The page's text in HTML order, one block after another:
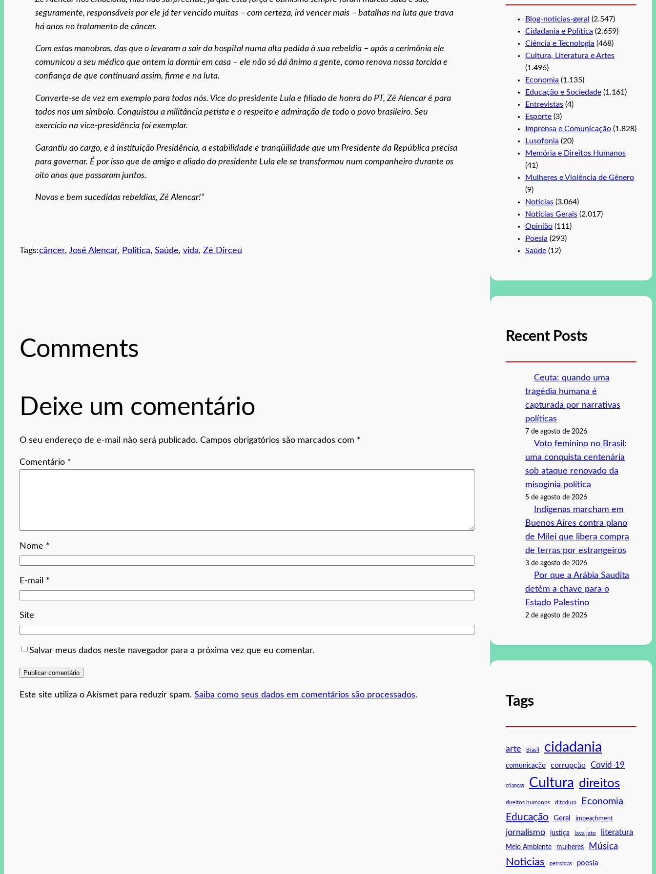
seguramente, responsáveis por ele já ter vencido muitas – com certeza, irá vencer mais – batalhas na luta que trava
há anos no tratamento de câncer.
Com estas manobras, das que o levaram a sair do hospital numa alta pedida à sua rebeldia – após a cerimônia ele
comunicou a seu médico que ontem ia dormir em casa – ele não só dá ânimo a gente, como renova nossa torcida e
confiança de que continuará assim, firme e na luta.
Converte-se de vez em exemplo para todos nós. Vice do presidente Lula e filiado de honra do PT, Zé Alencar é para
todos nos um símbolo. Conquistou a militância petista e o respeito e admiração de todo o povo brasileiro. Seu
exercício na vice-presidência foi exemplar.
Garantiu ao cargo, e à instituição Presidência, a estabilidade e tranqüilidade que um Presidente da República precisa
para governar. É por isso que de amigo e aliado do presidente Lula ele se transformou num companheiro durante os
oito anos que passaram juntos.
Novas e bem sucedidas rebeldias, Zé Alencar!”
Tags:câncer, José Alencar, Política, Saúde, vida, Zé Dirceu
Comments
Deixe um comentário
O seu endereço de e-mail não será publicado. Campos obrigatórios são marcados com *
Comentário *
Nome *
E-mail *
Site
Salvar meus dados neste navegador para a próxima vez que eu comentar.
Este site utiliza o Akismet para reduzir spam. Saiba como seus dados em comentários são processados.
Blog-noticias-geral (2.547)
Cidadania e Política (2.659)
Ciência e Tecnologia (468)
Cultura, Literatura e Artes
(1.496)
Economia (1.135)
Educação e Sociedade (1.161)
Entrevistas (4)
Esporte (3)
Imprensa e Comunicação (1.828)
Lusofonia (20)
Memória e Direitos Humanos
(41)
Mulheres e Violência de Gênero
(9)
Noticias (3.064)
Notícias Gerais (2.017)
Opinião (111)
Poesia (293)
Saúde (12)
Recent Posts
Ceuta: quando uma
tragédia humana é
capturada por narrativas
políticas
7 de agosto de 2026
Voto feminino no Brasil:
uma conquista centenária
sob ataque renovado da
misoginia política
5 de agosto de 2026
Indígenas marcham em
Buenos Aires contra plano
de Milei que libera compra
de terras por estrangeiros
3 de agosto de 2026
Por que a Arábia Saudita
detém a chave para o
Estado Palestino
2 de agosto de 2026
Tags
arte Brasil cidadania
comunicação corrupção Covid-19
crianças Cultura direitos
direitos humanos ditadura Economia
Educação Geral impeachment
jornalismo justiça lava jato literatura
Meio Ambiente mulheres Música
Noticias petrobras poesia